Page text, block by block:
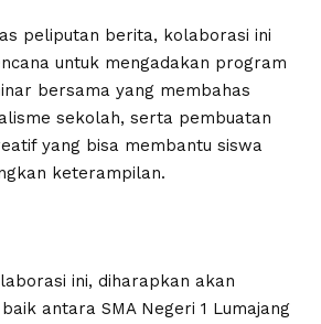
peliputan berita, kolaborasi ini
untuk mengadakan program
bersama yang membahas
sekolah, serta pembuatan
yang bisa membantu siswa
keterampilan.
ini, diharapkan akan
antara SMA Negeri 1 Lumajang